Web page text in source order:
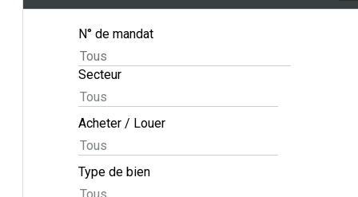
N° de mandat
Secteur
Acheter / Louer
Type de bien